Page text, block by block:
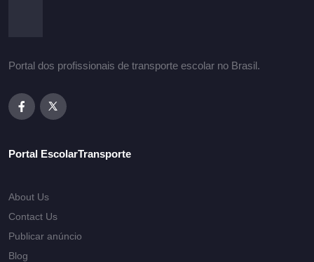
Portal dos profissionais de transporte escolar no Brasil.
Portal EscolarTransporte
About Us
Contact Us
Publicar anúncio
Blog